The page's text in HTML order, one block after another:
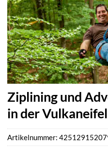
Ziplining und
in der Vulkaneifel
Artikelnummer: